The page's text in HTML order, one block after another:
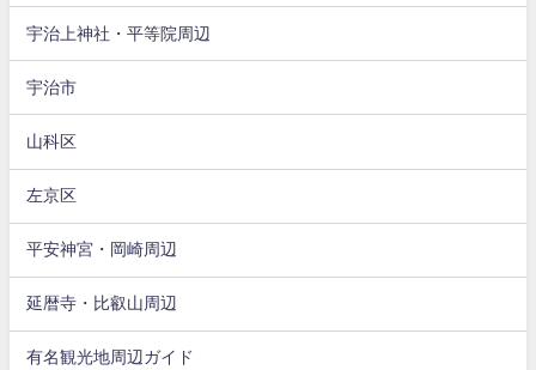
宇治上神社・平等院周辺
宇治市
山科区
左京区
平安神宮・岡崎周辺
延暦寺・比叡山周辺
有名観光地周辺ガイド